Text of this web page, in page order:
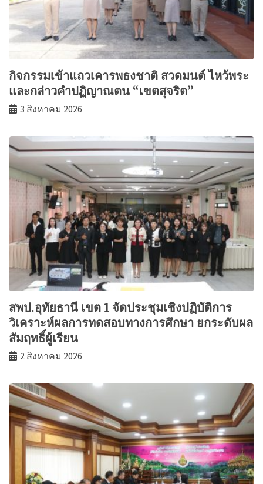
กิจกรรมเข้าแถวเคารพธงชาติ สวดมนต์ ไหว้พระ
และกล่าวคำปฏิญาณตน “เขตสุจริต”
3 สิงหาคม 2026
สพป.อุทัยธานี เขต 1 จัดประชุมเชิงปฏิบัติการ
วิเคราะห์ผลการทดสอบทางการศึกษา ยกระดับผล
สัมฤทธิ์ผู้เรียน
2 สิงหาคม 2026